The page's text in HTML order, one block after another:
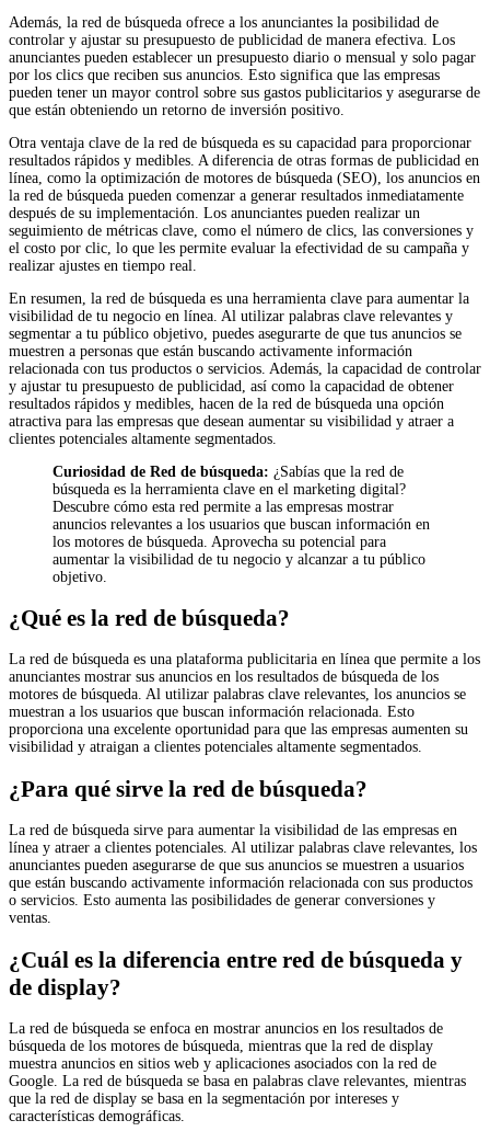
Además, la red de búsqueda ofrece a los anunciantes la posibilidad de
controlar y ajustar su presupuesto de publicidad de manera efectiva. Los
anunciantes pueden establecer un presupuesto diario o mensual y solo pagar
por los clics que reciben sus anuncios. Esto significa que las empresas
pueden tener un mayor control sobre sus gastos publicitarios y asegurarse de
que están obteniendo un retorno de inversión positivo.
Otra ventaja clave de la red de búsqueda es su capacidad para proporcionar
resultados rápidos y medibles. A diferencia de otras formas de publicidad en
línea, como la optimización de motores de búsqueda (SEO), los anuncios en
la red de búsqueda pueden comenzar a generar resultados inmediatamente
después de su implementación. Los anunciantes pueden realizar un
seguimiento de métricas clave, como el número de clics, las conversiones y
el costo por clic, lo que les permite evaluar la efectividad de su campaña y
realizar ajustes en tiempo real.
En resumen, la red de búsqueda es una herramienta clave para aumentar la
visibilidad de tu negocio en línea. Al utilizar palabras clave relevantes y
segmentar a tu público objetivo, puedes asegurarte de que tus anuncios se
muestren a personas que están buscando activamente información
relacionada con tus productos o servicios. Además, la capacidad de controlar
y ajustar tu presupuesto de publicidad, así como la capacidad de obtener
resultados rápidos y medibles, hacen de la red de búsqueda una opción
atractiva para las empresas que desean aumentar su visibilidad y atraer a
clientes potenciales altamente segmentados.
Curiosidad de Red de búsqueda: ¿Sabías que la red de
búsqueda es la herramienta clave en el marketing digital?
Descubre cómo esta red permite a las empresas mostrar
anuncios relevantes a los usuarios que buscan información en
los motores de búsqueda. Aprovecha su potencial para
aumentar la visibilidad de tu negocio y alcanzar a tu público
objetivo.
¿Qué es la red de búsqueda?
La red de búsqueda es una plataforma publicitaria en línea que permite a los
anunciantes mostrar sus anuncios en los resultados de búsqueda de los
motores de búsqueda. Al utilizar palabras clave relevantes, los anuncios se
muestran a los usuarios que buscan información relacionada. Esto
proporciona una excelente oportunidad para que las empresas aumenten su
visibilidad y atraigan a clientes potenciales altamente segmentados.
¿Para qué sirve la red de búsqueda?
La red de búsqueda sirve para aumentar la visibilidad de las empresas en
línea y atraer a clientes potenciales. Al utilizar palabras clave relevantes, los
anunciantes pueden asegurarse de que sus anuncios se muestren a usuarios
que están buscando activamente información relacionada con sus productos
o servicios. Esto aumenta las posibilidades de generar conversiones y
ventas.
¿Cuál es la diferencia entre red de búsqueda y
de display?
La red de búsqueda se enfoca en mostrar anuncios en los resultados de
búsqueda de los motores de búsqueda, mientras que la red de display
muestra anuncios en sitios web y aplicaciones asociados con la red de
Google. La red de búsqueda se basa en palabras clave relevantes, mientras
que la red de display se basa en la segmentación por intereses y
características demográficas.